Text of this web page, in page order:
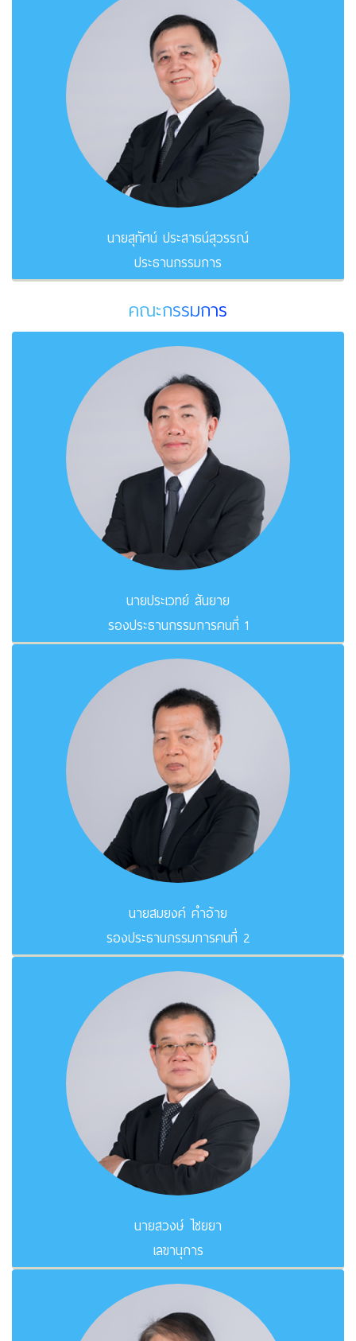
นายสุทัศน์ ประสาธน์สุวรรณ์
ประธานกรรมการ
คณะกรรมการ
นายประเวทย์ สันยาย
รองประธานกรรมการคนที่ 1
นายสมยงค์ คำอ้าย
รองประธานกรรมการคนที่ 2
นายสวงษ์ ไชยยา
เลขานุการ